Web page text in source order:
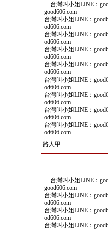
台灣叫小姐LINE：
good606.com
台灣叫小姐LINE：
od606.com
台灣叫小姐LINE：
od606.com
台灣叫小姐LINE：
od606.com
台灣叫小姐LINE：
od606.com
台灣叫小姐LINE：
od606.com
台灣叫小姐LINE：
od606.com
台灣叫小姐LINE：
od606.com
台灣叫小姐LINE：
od606.com
路人甲
台灣叫小姐LINE：
good606.com
台灣叫小姐LINE：
od606.com
台灣叫小姐LINE：
od606.com
台灣叫小姐LINE：